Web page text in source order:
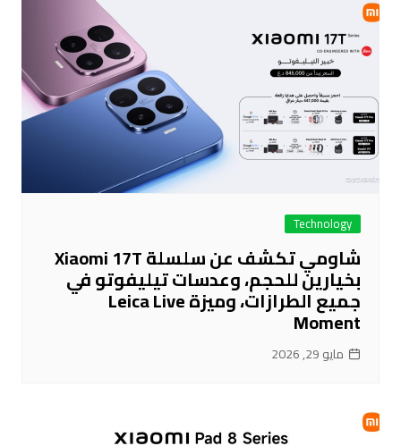
Technology
شاومي تكشف عن سلسلة Xiaomi 17T
بخيارين للحجم، وعدسات تيليفوتو في
جميع الطرازات، وميزة Leica Live
Moment
مايو 29, 2026